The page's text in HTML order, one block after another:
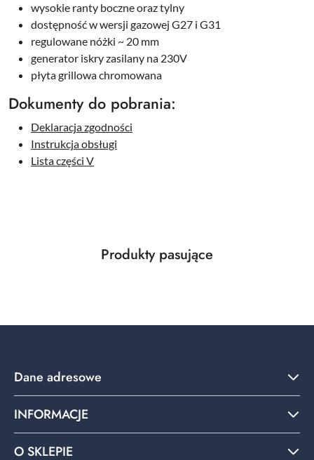
wysokie ranty boczne oraz tylny
dostępność w wersji gazowej G27 i G31
regulowane nóżki ~ 20 mm
generator iskry zasilany na 230V
płyta grillowa chromowana
Dokumenty do pobrania:
Deklaracja zgodności
Instrukcja obsługi
Lista części V
Pomiń karuzelę produktów
Produkty
Produkty pasujące
Dane adresowe
INFORMACJE
O SKLEPIE